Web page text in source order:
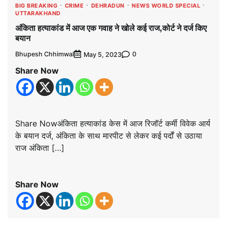
BIG BREAKING CRIME DEHRADUN
NEWS WORLD SPECIAL
UTTARAKHAND
अंकिता हत्याकांड में आज एक गवाह ने खोले कई राज,कोर्ट ने दर्ज किए
बयान
Bhupesh Chhimwal May 5, 2023 0
Share Now
Share Nowअंकिता हत्याकांड केस में आज रिजॉर्ट कर्मी विवेक आर्य
के बयान दर्ज, अंकिता के साथ मारपीट से लेकर कई पर्दों से उठाया
राज अंकिता […]
Share Now